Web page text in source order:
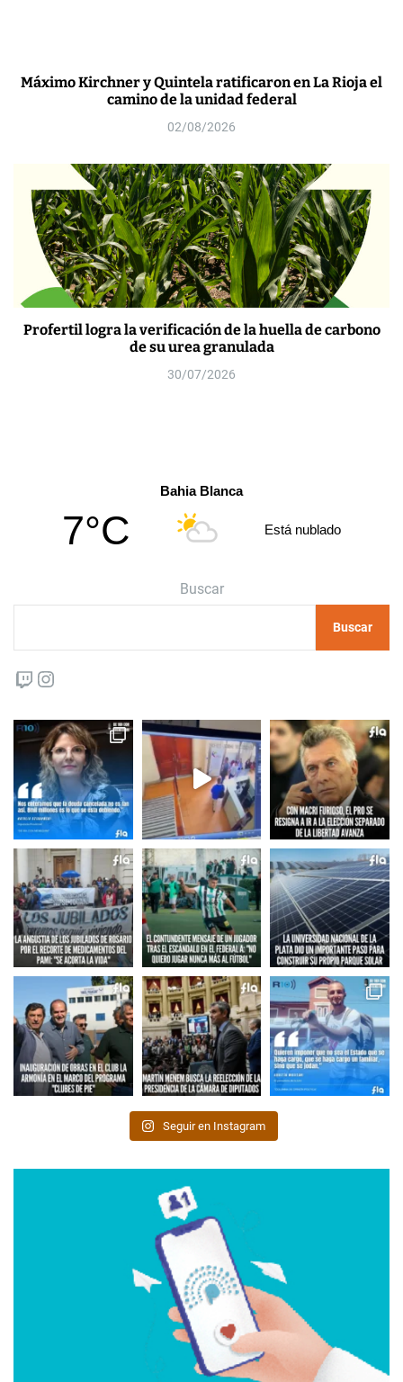
Máximo Kirchner y Quintela ratificaron en La Rioja el
camino de la unidad federal
02/08/2026
Profertil logra la verificación de la huella de carbono
de su urea granulada
30/07/2026
Bahia Blanca
7°C Está nublado
Buscar
Buscar
Twitch
Seguir en Instagram